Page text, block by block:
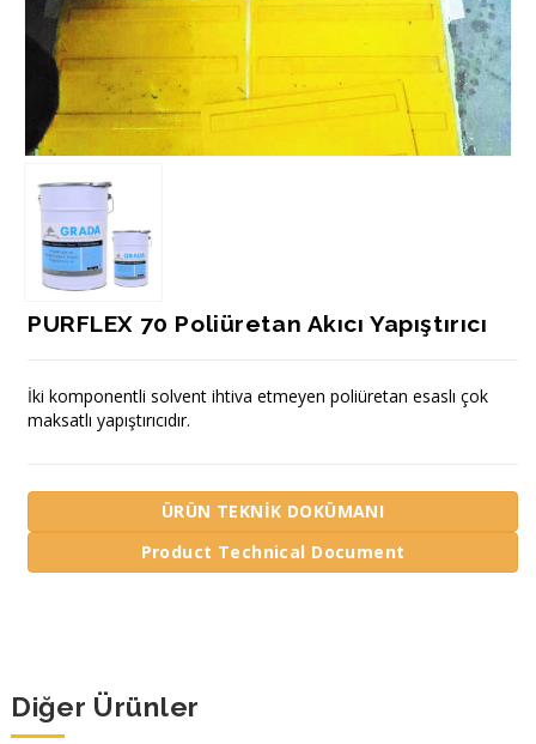
PURFLEX 70 Poliüretan Akıcı Yapıştırıcı
İki komponentli solvent ihtiva etmeyen poliüretan esaslı çok
maksatlı yapıştırıcıdır.
ÜRÜN TEKNİK DOKÜMANI
Product Technical Document
Diğer Ürünler